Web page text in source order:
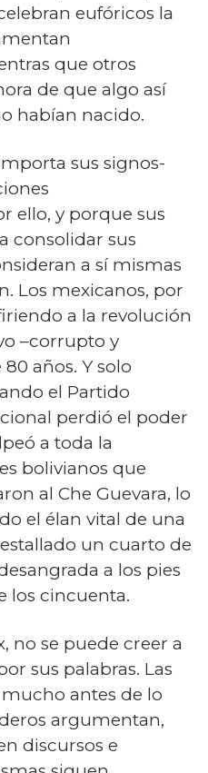
eufóricos la
que otros
de que algo así
habían nacido.
sus signos-
ello, y porque sus
consolidar sus
a sí mismas
Los mexicanos, por
a la revolución
–corrupto y
años. Y solo
el Partido
perdió el poder
a toda la
bolivianos que
al Che Guevara, lo
el élan vital de una
un cuarto de
a los pies
los cincuenta.
no se puede creer a
sus palabras. Las
antes de lo
argumentan,
discursos e